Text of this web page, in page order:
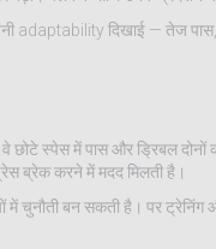
adaptability दिखाई — तेज
स्पेस में पास और ड्रिबल दोनों
ब्रेक करने में मदद मिलती है।
में चुनौती बन सकती है। पर